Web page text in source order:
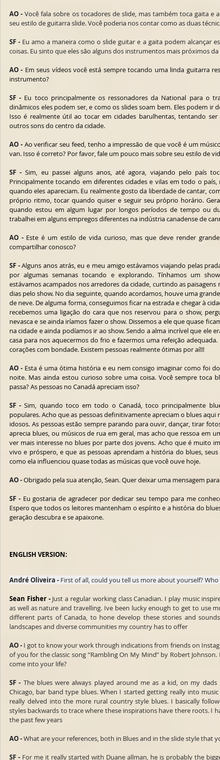
AO - Você fala sobre os tocadores de slide, mas também toca gaita e
seu estilo de guitarra slide. Você poderia nos contar como as duas
SF - Eu amo a maneira como o slide guitar e a gaita podem alcançar
coisas. Eu sinto que eles são alguns dos instrumentos mais próximos
AO - Em seus vídeos você está sempre tocando uma linda guitarra
instrumento?
SF - Eu toco principalmente os ressonadores da National para o
dinâmicos eles podem ser, e como os slides soam bem. Eles podem ir
Isso é realmente útil ao tocar em cidades barulhentas, tentando
outros sons do centro da cidade.
AO - Ao verificar seu feed, tenho a impressão de que você é um
van. Isso é correto? Por favor, fale um pouco mais sobre seu estilo de
SF - Sim, eu passei alguns anos, até agora, viajando pelo país
Principalmente tocando em diferentes cidades e vilas em todo o
quando eles apareciam. Eu realmente gosto da liberdade de cantar,
próprio ritmo, tocar quando quiser e seguir seu próprio horário.
quando estou em algum lugar por longos períodos de tempo ou
trabalhei em alguns empregos diferentes na indústria canadense de
AO - Este é um estilo de vida curioso, mas que deve render
compartilhar conosco?
SF - Alguns anos atrás, eu e meu amigo estávamos viajando pelas
por algumas semanas tocando e explorando. Tínhamos um
estávamos acampados nos arredores da cidade, curtindo as
dias pelo show. No dia seguinte, quando acordamos, houve uma
de neve. De alguma forma, conseguimos ficar na estrada e chegar à
recebemos uma ligação do cara que nos reservou para o show,
nevasca e se ainda iríamos fazer o show. Dissemos a ele que quase
na cidade e ainda podíamos ir ao show. Sendo a alma incrível que ele
casa para nos aquecermos do frio e fazermos uma refeição
corações com bondade. Existem pessoas realmente ótimas por aí!!!
AO - Esta é uma ótima história e eu nem consigo imaginar como foi
noite. Mas ainda estou curioso sobre uma coisa. Você sempre toca
passa? As pessoas no Canadá apreciam isso?
SF - Sim, quando toco em todo o Canadá, toco principalmente
populares. Acho que as pessoas definitivamente apreciam o blues aqui
idosos. As pessoas estão sempre parando para ouvir, dançar, tirar
aprecia blues, ou músicos de rua em geral, mas acho que ressoa em
ver mais interesse no blues por parte dos jovens. Acho que é muito
vivo e próspero, e que as pessoas aprendam a história do blues,
como ela influenciou quase todas as músicas que você ouve hoje.
AO - Obrigado pela sua atenção, Sean. Quer deixar uma mensagem
SF - Eu gostaria de agradecer por dedicar seu tempo para me
Espero que todos os leitores mantenham o espírito e a história do
geração descubra e se apaixone.
ENGLISH VERSION:
André Oliveira - First of all, could you tell us more about yourself? Who
Sean Fisher - Just a regular working class Canadian. I play music
as well as nature and travelling. Ive been lucky enough to get to use
different parts of Canada, to hone develop these stories and
landscapes and diverse communities my country has to offer
AO - I got to know your work through indications from friends on
of you for the classic song “Rambling On My Mind” by Robert
come into your life?
SF - The blues were always played around me as a kid, on my
Chicago, bar band type blues. When I started getting really into
really delved into the more rural country style blues. I basically
styles backwards to trace where these inspirations have there roots. I
the past few years
AO - What are your references, both in Blues and in the slide style that
SF - For me it really started with Duane allman, he is probably the